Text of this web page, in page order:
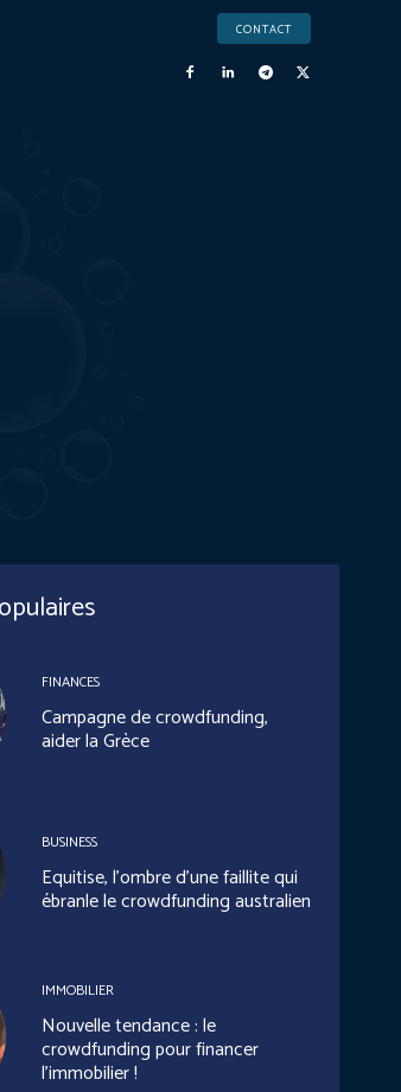
CONTACT
FINANCES
Campagne de crowdfunding,
aider la Grèce
BUSINESS
Equitise, l’ombre d’une faillite qui
ébranle le crowdfunding australien
IMMOBILIER
Nouvelle tendance : le
crowdfunding pour financer
l’immobilier !